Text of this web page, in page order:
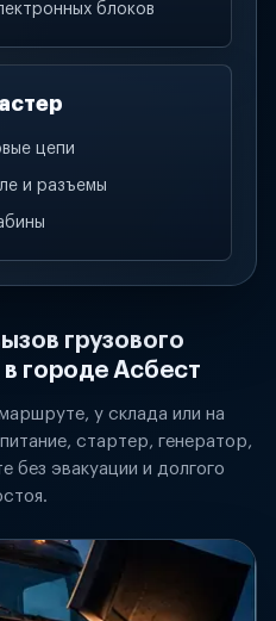
блоков
цепи
и разъемы
грузового
городе Асбест
у склада или на
стартер, генератор,
без эвакуации и долгого